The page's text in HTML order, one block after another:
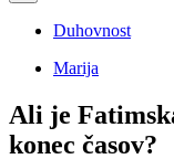
Duhovnost
Marija
Ali je
konec časov?